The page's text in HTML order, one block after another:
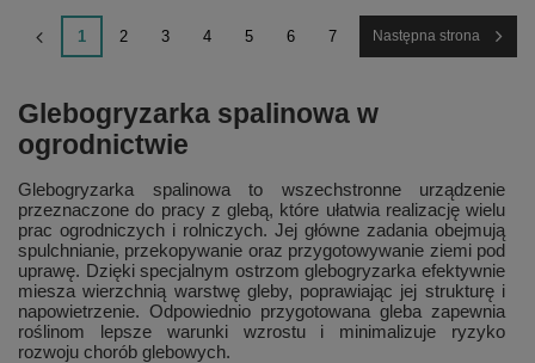
1 2 3 4 5 6 7 Następna strona
Glebogryzarka spalinowa w
ogrodnictwie
Glebogryzarka spalinowa to wszechstronne urządzenie
przeznaczone do pracy z glebą, które ułatwia realizację wielu
prac ogrodniczych i rolniczych. Jej główne zadania obejmują
spulchnianie, przekopywanie oraz przygotowywanie ziemi pod
uprawę. Dzięki specjalnym ostrzom glebogryzarka efektywnie
miesza wierzchnią warstwę gleby, poprawiając jej strukturę i
napowietrzenie. Odpowiednio przygotowana gleba zapewnia
roślinom lepsze warunki wzrostu i minimalizuje ryzyko
rozwoju chorób glebowych.